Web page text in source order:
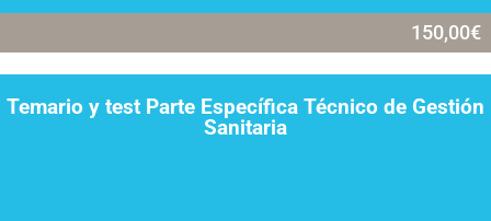
150,00€
Temario y test Parte Específica Técnico de Gestión
Sanitaria